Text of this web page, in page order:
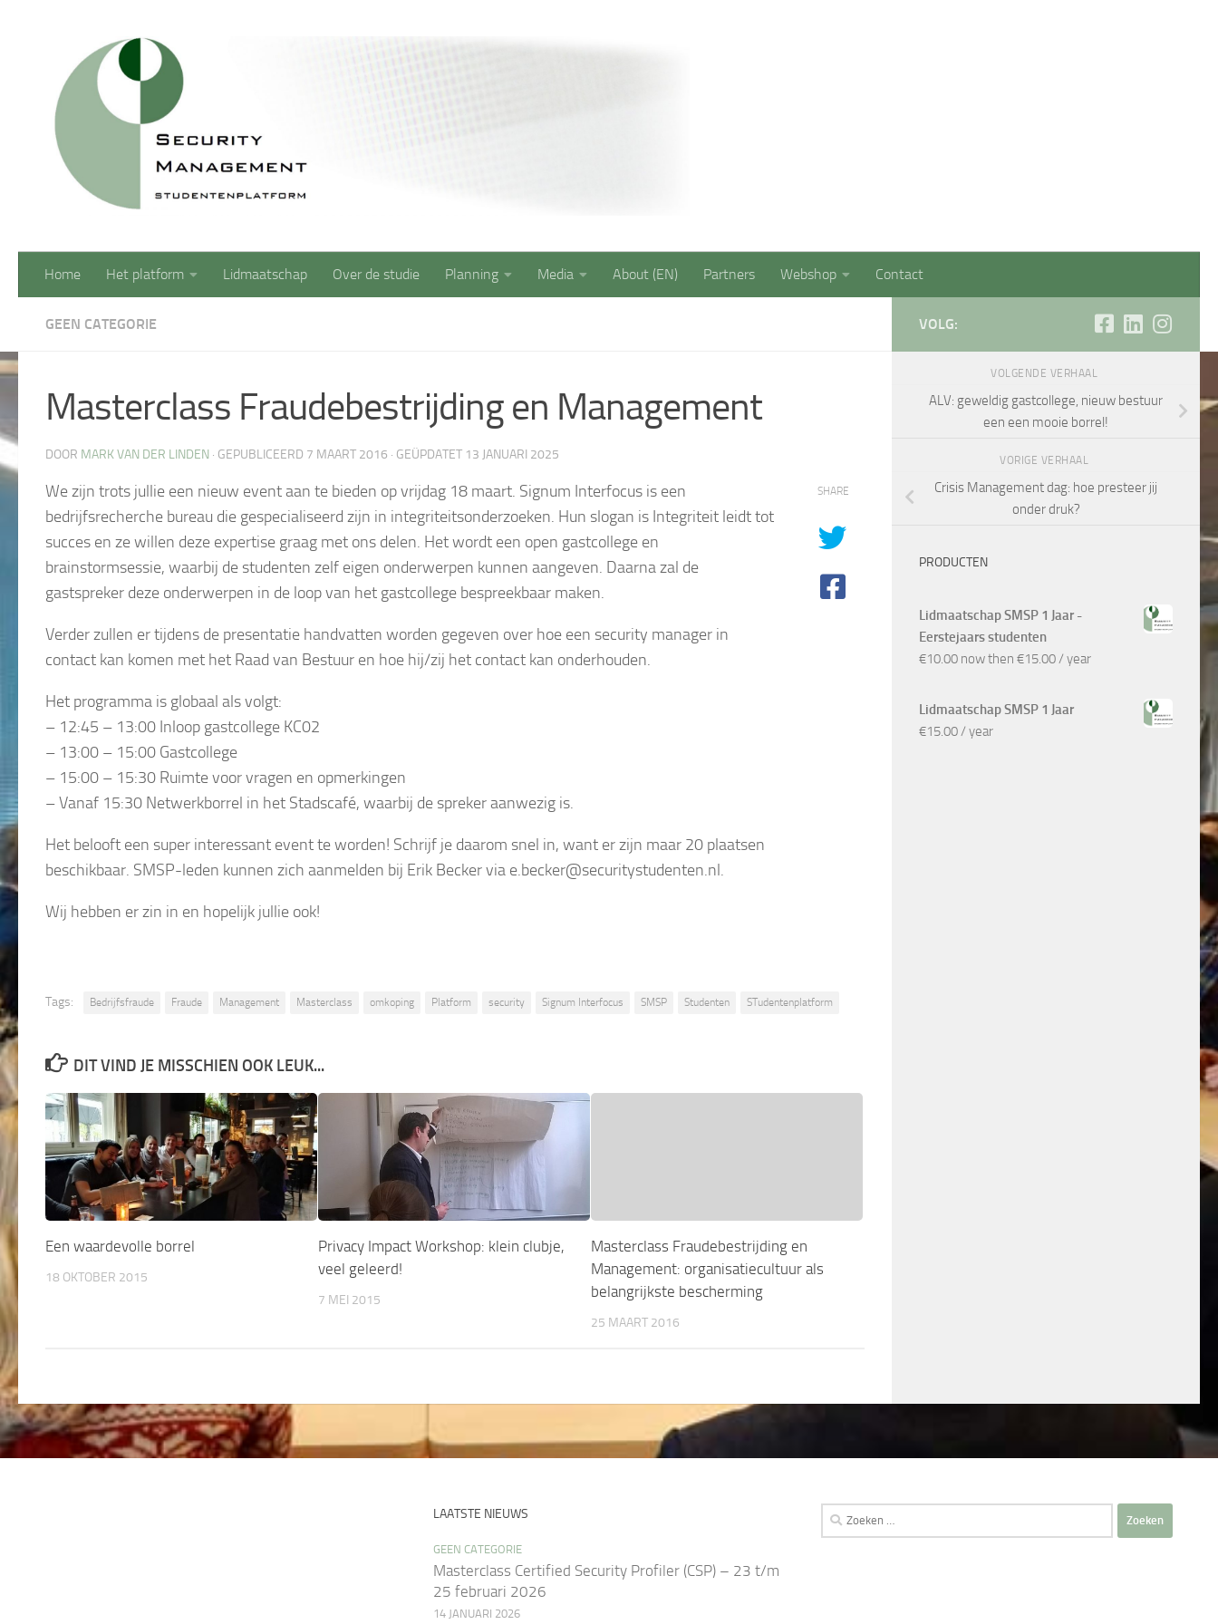
Home Het platform Lidmaatschap Over de studie Planning Media About (EN) Partners Webshop Contact
GEEN CATEGORIE
Masterclass Fraudebestrijding en Management
DOOR MARK VAN DER LINDEN · GEPUBLICEERD 7 MAART 2016 · GEÜPDATET 13 JANUARI 2025
We zijn trots jullie een nieuw event aan te bieden op vrijdag 18 maart. Signum Interfocus is een
bedrijfsrecherche bureau die gespecialiseerd zijn in integriteitsonderzoeken. Hun slogan is Integriteit leidt tot
succes en ze willen deze expertise graag met ons delen. Het wordt een open gastcollege en
brainstormsessie, waarbij de studenten zelf eigen onderwerpen kunnen aangeven. Daarna zal de
gastspreker deze onderwerpen in de loop van het gastcollege bespreekbaar maken.
Verder zullen er tijdens de presentatie handvatten worden gegeven over hoe een security manager in
contact kan komen met het Raad van Bestuur en hoe hij/zij het contact kan onderhouden.
Het programma is globaal als volgt:
– 12:45 – 13:00 Inloop gastcollege KC02
– 13:00 – 15:00 Gastcollege
– 15:00 – 15:30 Ruimte voor vragen en opmerkingen
– Vanaf 15:30 Netwerkborrel in het Stadscafé, waarbij de spreker aanwezig is.
Het belooft een super interessant event te worden! Schrijf je daarom snel in, want er zijn maar 20 plaatsen
beschikbaar. SMSP-leden kunnen zich aanmelden bij Erik Becker via e.becker@securitystudenten.nl.
Wij hebben er zin in en hopelijk jullie ook!
SHARE
Tags: Bedrijfsfraude Fraude Management Masterclass omkoping Platform security Signum Interfocus SMSP Studenten STudentenplatform
DIT VIND JE MISSCHIEN OOK LEUK...
Een waardevolle borrel
18 OKTOBER 2015
Privacy Impact Workshop: klein clubje,
veel geleerd!
7 MEI 2015
Masterclass Fraudebestrijding en
Management: organisatiecultuur als
belangrijkste bescherming
25 MAART 2016
VOLG:
VOLGENDE VERHAAL
ALV: geweldig gastcollege, nieuw bestuur
een een mooie borrel!
VORIGE VERHAAL
Crisis Management dag: hoe presteer jij
onder druk?
PRODUCTEN
Lidmaatschap SMSP 1 Jaar -
Eerstejaars studenten
€10.00 now then €15.00/ year
Lidmaatschap SMSP 1 Jaar
€15.00/ year
LAATSTE NIEUWS
GEEN CATEGORIE
Masterclass Certified Security Profiler (CSP) – 23 t/m
25 februari 2026
14 JANUARI 2026
Zoeken
naar: